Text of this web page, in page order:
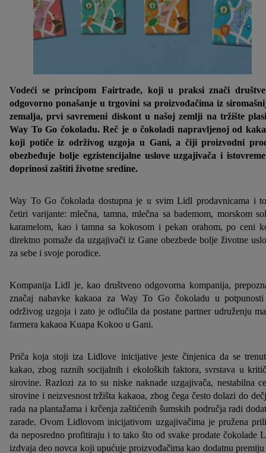
Vodeći se principom Fairtrade, koji u praksi znači
odgovorno ponašanje u trgovini sa proizvođačima iz
zemalja, prvi savremeni diskont u našoj zemlji na tržište
Way To Go čokoladu. Reč je o čokoladi napravljenoj od
koji potiče iz održivog uzgoja u Gani, a čiji proizvodni
obezbeđuje bolje egzistencijalne uslove uzgajivača i
doprinosi zaštiti životne sredine.
Way To Go čokolada dostupna je u svim Lidl prodavnicama i
četiri varijante: mlečna, tamna, mlečna sa bademom, morskom
karamelom, kao i tamna sa kokosom i pekan orahom, po ceni
direktno pomaže da uzgajivači iz Gane obezbede bolje životne
za sebe i svoje porodice.
Kompanija Lidl je, kao društveno odgovorna kompanija,
značaj nabavke kakaoa za Way To Go čokoladu u
održivog uzgoja i zato je odlučila da postane partner udruženju
farmera kakaoa Kuapa Kokoo u Gani.
Priča koja stoji iza Lidlove inicijative jeste činjenica da se
kakao, zbog raznih socijalnih i ekoloških faktora, svrstava u
sirovine. Razlozi za to su niske naknade uzgajivača, nestabilna
sirovine i neizvesnost tržišta kakaoa, zbog čega često dolazi do
rada na plantažama i krčenja zaštićenih šumskih područja radi
zarade. Ovom Lidlovom inicijativom uzgajivačima je pružena
da neposredno profitiraju i to tako što od svake prodate čokolade
izdvaja deo novca koji upućuje proizvođačima kao dodatnu premiju